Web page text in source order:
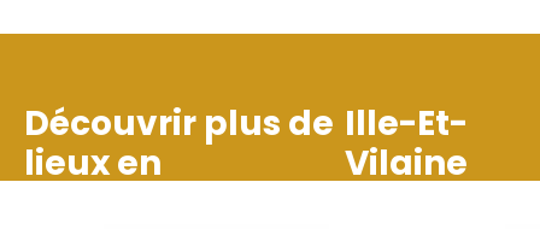
Découvrir plus de
lieux en
Ille-Et-
Vilaine